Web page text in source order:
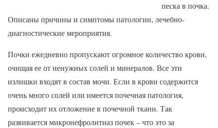
песка в почка.
Описаны причины и симптомы патологии, лечебно-
диагностические мероприятия.
Почки ежедневно пропускают огромное количество крови,
очищая ее от ненужных солей и минералов. Все эти
излишки входят в состав мочи. Если в крови содержится
очень много солей или имеется почечная патология,
происходит их отложение в почечной ткани. Так
развивается микронефролитиаз почек – что это за